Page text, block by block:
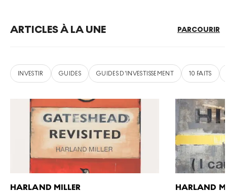
ARTICLES À LA UNE PARCOURIR
INVESTIR GUIDES GUIDES D'INVESTISSEMENT 10 FAITS
HARLAND MILLER HARLAND